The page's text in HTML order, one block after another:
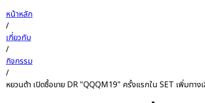
หน้าหลัก
/
เกี่ยวกับ
/
กิจกรรม
/
หยวนต้า เปิดซื้อขาย DR "QQQM19" ครั้งแรกใน SET เพิ่มทา